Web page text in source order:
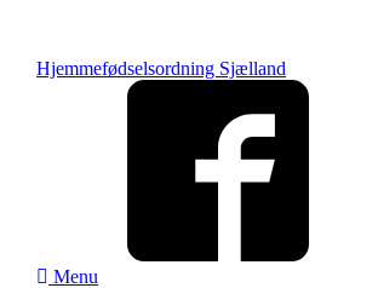
Hjemmefødselsordning Sjælland
Menu